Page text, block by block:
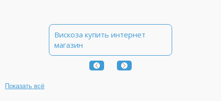
Вискоза купить интернет
магазин
Показать всё